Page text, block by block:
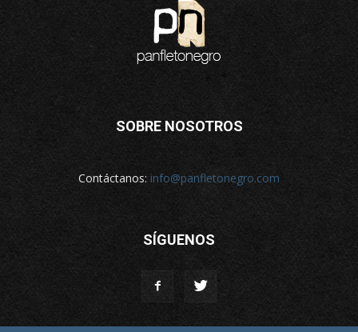
SOBRE NOSOTROS
Contáctanos: info@panfletonegro.com
SÍGUENOS